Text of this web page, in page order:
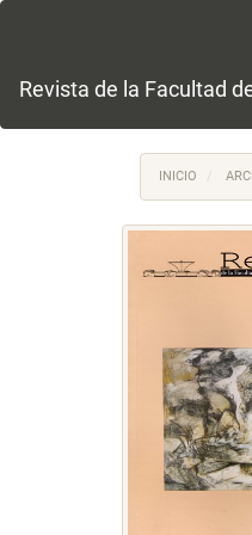
principal
lateral
Revista de la Facultad
INICIO